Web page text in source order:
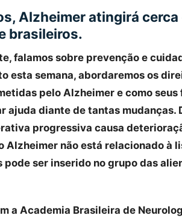
Alzheimer atingirá cerca
brasileiros.
falamos sobre prevenção e
esta semana, abordaremos os
pelo Alzheimer e como
ajuda diante de tantas mudanças.
progressiva causa
Alzheimer não está relacionado à
pode ser inserido no grupo das
a Academia Brasileira de